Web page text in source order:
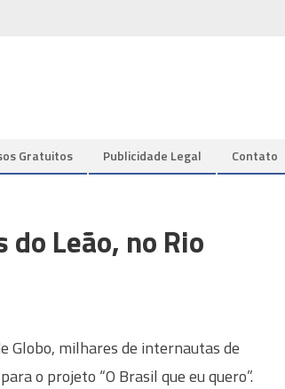
Gratuitos Publicidade Legal Contato
Leão, no Rio
Globo, milhares de internautas de
o projeto “O Brasil que eu quero”.